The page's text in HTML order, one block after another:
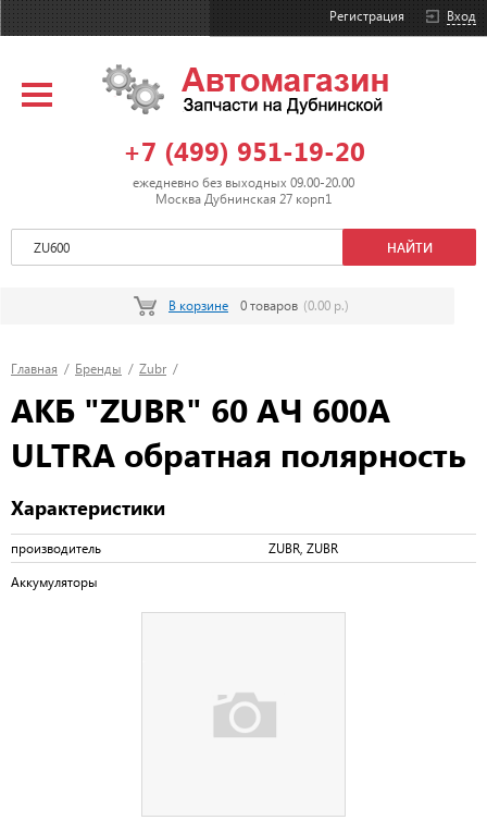
Вход
Регистрация
+7 (499) 951-19-20
ежедневно без выходных 09.00-20.00
Москва Дубнинская 27 корп1
В корзине 0 товаров (0.00 р.)
Главная / Бренды / Zubr /
АКБ "ZUBR" 60 АЧ 600А
ULTRA обратная полярность
Характеристики
производитель ZUBR, ZUBR
Аккумуляторы